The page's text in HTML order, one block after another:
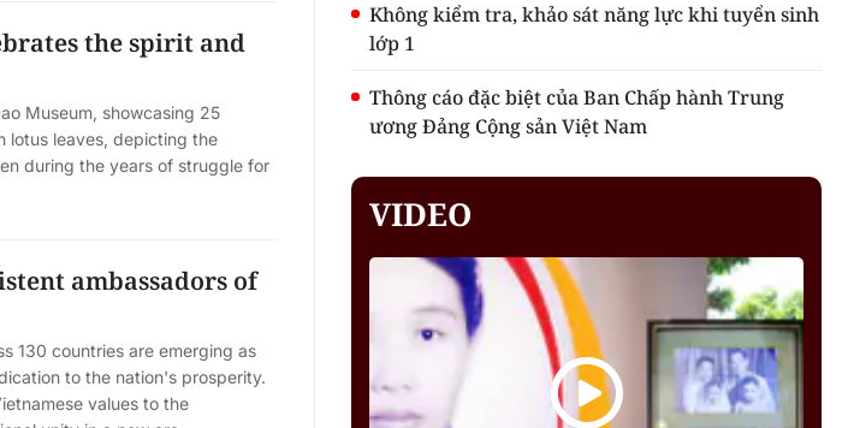
the spirit and
Museum, showcasing 25
lotus leaves, depicting the
during the years of struggle for
ambassadors of
130 countries are emerging as
to the nation's prosperity.
values to the
Không kiểm tra, khảo sát năng lực khi tuyển sinh
lớp 1
Thông cáo đặc biệt của Ban Chấp hành Trung
ương Đảng Cộng sản Việt Nam
VIDEO